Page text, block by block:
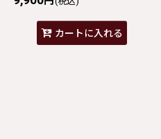
カートに入れる